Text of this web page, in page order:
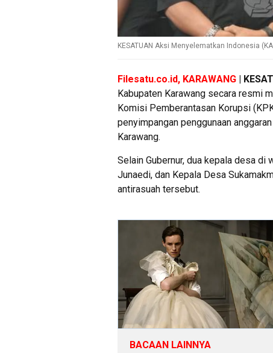
KESATUAN Aksi Menyelematkan Indonesia
Filesatu.co.id, KARAWANG |
Kabupaten Karawang secara resmi
Komisi Pemberantasan Korupsi
penyimpangan penggunaan
Karawang.
Selain Gubernur, dua kepala desa di
Junaedi, dan Kepala Desa
antirasuah tersebut.
BACAAN LAINNYA